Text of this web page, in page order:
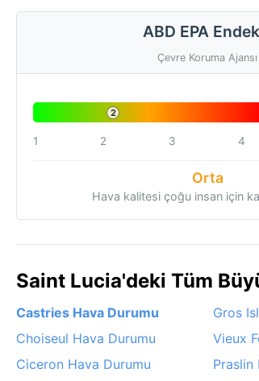
ABD EPA
Çevre Koruma Ajansı
2
1 2 3 4
Orta
Hava kalitesi çoğu insan için
Saint Lucia'deki Tüm
Castries Hava Durumu Gros
Choiseul Hava Durumu
Vieux
Ciceron Hava Durumu
Praslin